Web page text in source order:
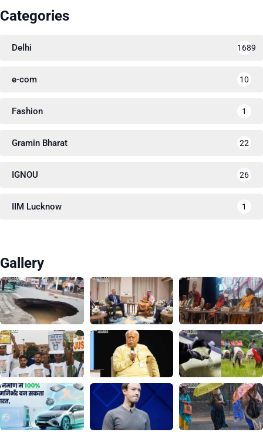
Categories
Delhi 1689
e-com 10
Fashion 1
Gramin Bharat 22
IGNOU 26
IIM Lucknow 1
Gallery